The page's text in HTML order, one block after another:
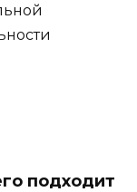
подходит